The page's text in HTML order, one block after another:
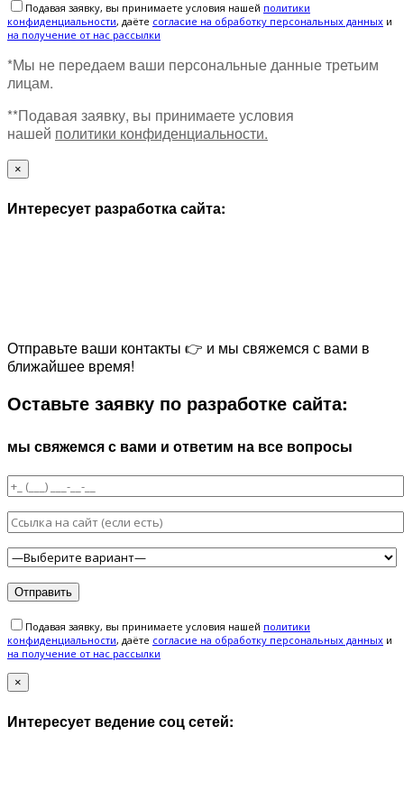
Подавая заявку, вы принимаете условия нашей политики
конфиденциальности, даёте cогласие на обработку персональных данных и
на получение от нас рассылки
*Мы не передаем ваши персональные данные третьим
лицам.
**Подавая заявку, вы принимаете условия
нашей политики конфиденциальности.
×
Интересует разработка сайта:
Отправьте ваши контакты 👉 и мы свяжемся с вами в
ближайшее время!
Оставьте заявку по разработке сайта:
мы свяжемся с вами и ответим на все вопросы
Подавая заявку, вы принимаете условия нашей политики
конфиденциальности, даёте cогласие на обработку персональных данных и
на получение от нас рассылки
×
Интересует ведение соц сетей: